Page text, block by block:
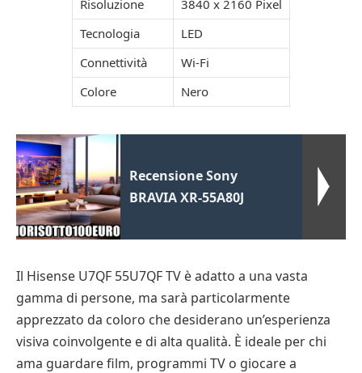
Risoluzione
3840 x 2160 Pixel
Tecnologia
LED
Connettività
Wi-Fi
Colore
Nero
Recensione Sony
BRAVIA XR-55A80J
Il Hisense U7QF 55U7QF TV è adatto a una vasta
gamma di persone, ma sarà particolarmente
apprezzato da coloro che desiderano un’esperienza
visiva coinvolgente e di alta qualità. È ideale per chi
ama guardare film, programmi TV o giocare a